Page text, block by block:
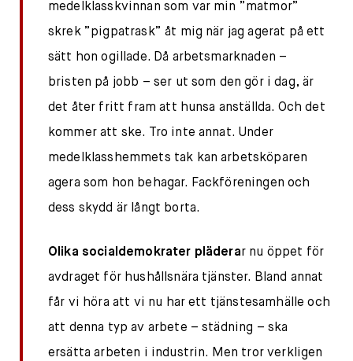
medelklasskvinnan som var min ”matmor”
skrek ”pigpatrask” åt mig när jag agerat på ett
sätt hon ogillade. Då arbetsmarknaden –
bristen på jobb – ser ut som den gör i dag, är
det åter fritt fram att hunsa anställda. Och det
kommer att ske. Tro inte annat. Under
medelklasshemmets tak kan arbetsköparen
agera som hon behagar. Fackföreningen och
dess skydd är långt borta.
Olika socialdemokrater pläderar nu öppet för
avdraget för hushållsnära tjänster. Bland annat
får vi höra att vi nu har ett tjänstesamhälle och
att denna typ av arbete – städning – ska
ersätta arbeten i industrin. Men tror verkligen